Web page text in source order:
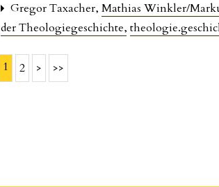
Gregor Taxacher,Mathias Winkler/
der Theologiegeschichte,
1 2 > >>